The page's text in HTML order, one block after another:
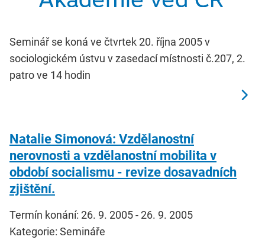
Seminář se koná ve čtvrtek 20. října 2005 v
sociologickém ústvu v zasedací místnosti č.207, 2.
patro ve 14 hodin
Natalie Simonová: Vzdělanostní
nerovnosti a vzdělanostní mobilita v
období socialismu - revize dosavadních
zjištění.
Termín konání: 26. 9. 2005 - 26. 9. 2005
Kategorie: Semináře